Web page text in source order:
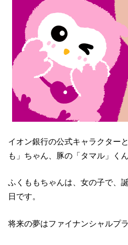
イオン銀行の公式キャラクター
も」ちゃん、豚の「タマル」く
ふくももちゃんは、女の子で、
日です。
将来の夢はファイナンシャルプ